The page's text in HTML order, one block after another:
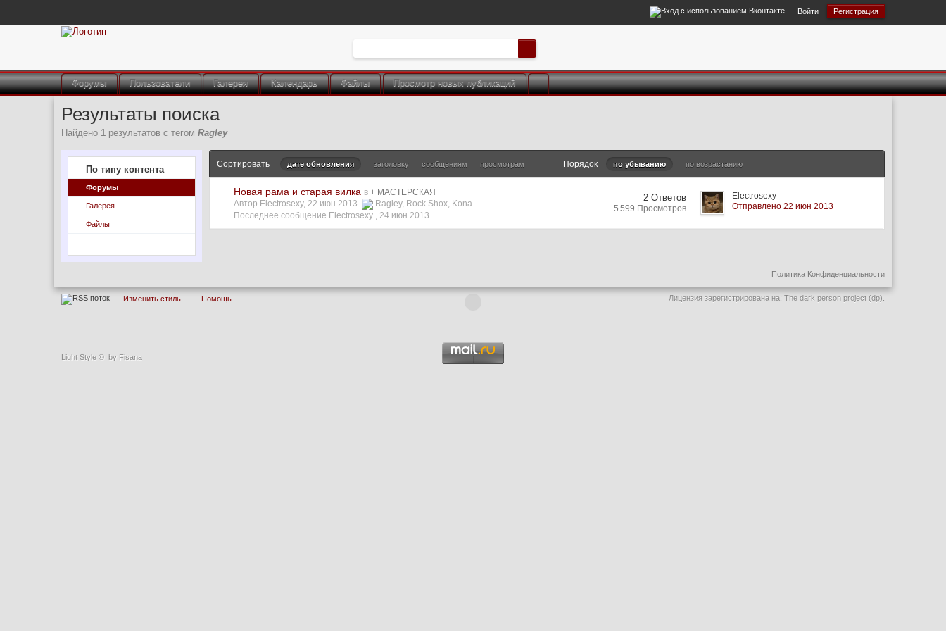
Light Style © by Fisana
Войти Регистрация
Просмотр новых публикаций
Форумы Пользователи Галерея Календарь Файлы
Результаты поиска
Найдено 1 результатов с тегомRagley
По типу контента
Форумы
Галерея
Файлы
Сортировать дате обновления заголовку сообщениям просмотрам Порядок по убыванию по возрастанию
Новая рама и старая вилка в + МАСТЕРСКАЯ
Автор Electrosexy, 22 июн 2013
Ragley, Rock Shox, Kona
Последнее сообщение Electrosexy ,24 июн 2013
2 Ответов
5 599 Просмотров
Electrosexy
Отправлено 22 июн 2013
Политика Конфиденциальности
Изменить стиль Помощь Лицензия зарегистрирована на: The dark person project (dp).